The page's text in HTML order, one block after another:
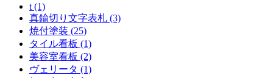
t (1)
真鍮切り文字表札 (3)
焼付塗装 (25)
タイル看板 (1)
美容室看板 (2)
ヴェリータ (1)